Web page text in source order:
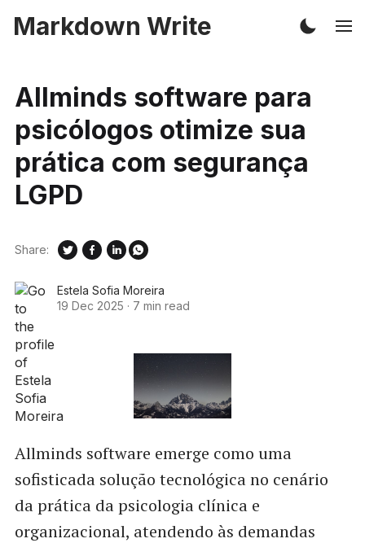
Markdown Write
Allminds software para
psicólogos otimize sua
prática com segurança
LGPD
Estela Sofia Moreira
19 Dec 2025 · 7 min read
Share:
Allminds software emerge como uma
sofisticada solução tecnológica no cenário
da prática da psicologia clínica e
organizacional, atendendo às demandas